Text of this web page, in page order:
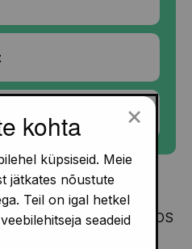
mängulises võtmes
Lapsi toetab
Mängul on 100 taset, IOS
tasuta mängida.
kohta
küpsiseid. Meie
jätkates nõustute
Teil on igal hetkel
seadeid
×